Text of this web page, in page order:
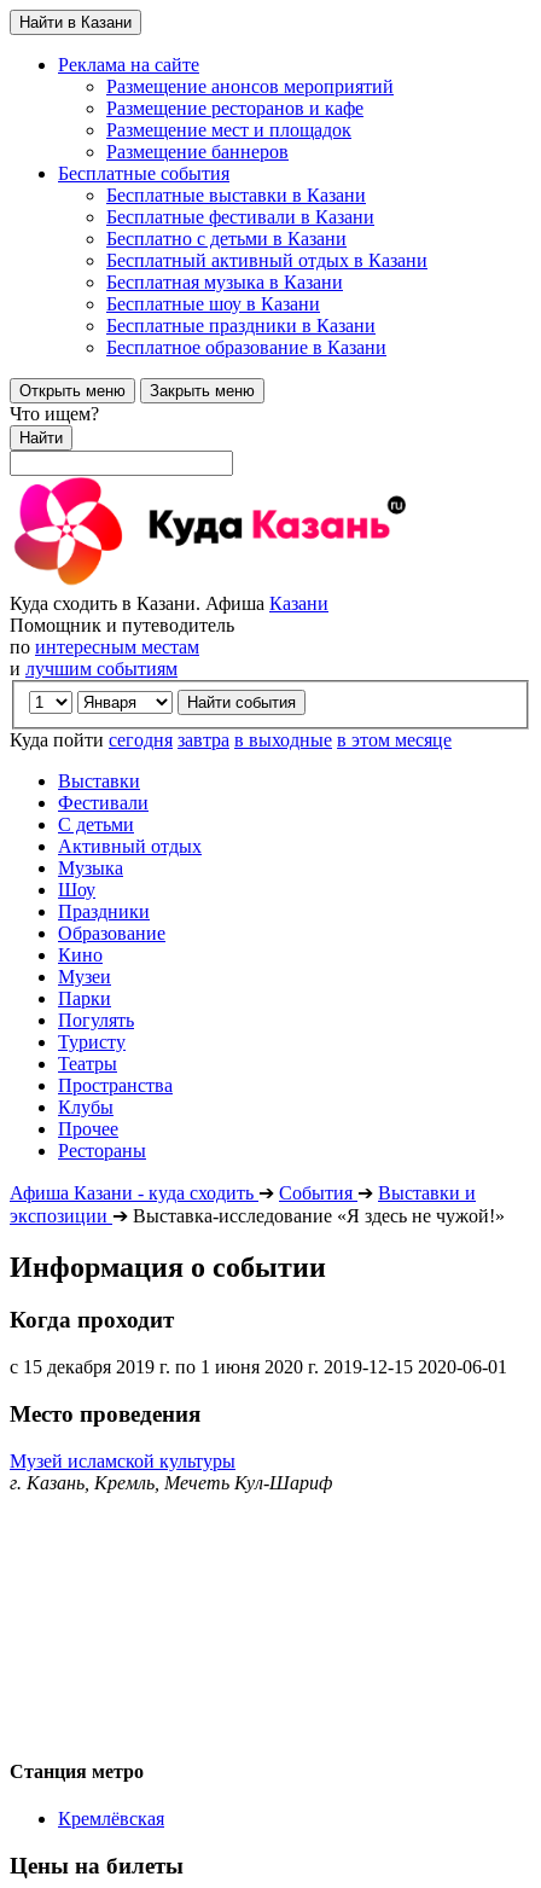
Найти в Казани
Реклама на сайте
Размещение анонсов мероприятий
Размещение ресторанов и кафе
Размещение мест и площадок
Размещение баннеров
Бесплатные события
Бесплатные выставки в Казани
Бесплатные фестивали в Казани
Бесплатно с детьми в Казани
Бесплатный активный отдых в Казани
Бесплатная музыка в Казани
Бесплатные шоу в Казани
Бесплатные праздники в Казани
Бесплатное образование в Казани
Открыть меню Закрыть меню
Что ищем?
Найти
Куда сходить в Казани. Афиша Казани
Помощник и путеводитель
по интересным местам
и лучшим событиям
Куда пойти сегодня завтра в выходные в этом месяце
Выставки
Фестивали
С детьми
Активный отдых
Музыка
Шоу
Праздники
Образование
Кино
Музеи
Парки
Погулять
Туристу
Театры
Пространства
Клубы
Прочее
Рестораны
Афиша Казани - куда сходить ➔ События ➔ Выставки и
экспозиции ➔ Выставка-исследование «Я здесь не чужой!»
Информация о событии
Когда проходит
с 15 декабря 2019 г. по 1 июня 2020 г. 2019-12-15 2020-06-01
Место проведения
Музей исламской культуры
г. Казань, Кремль, Мечеть Кул-Шариф
Станция метро
Кремлёвская
Цены на билеты